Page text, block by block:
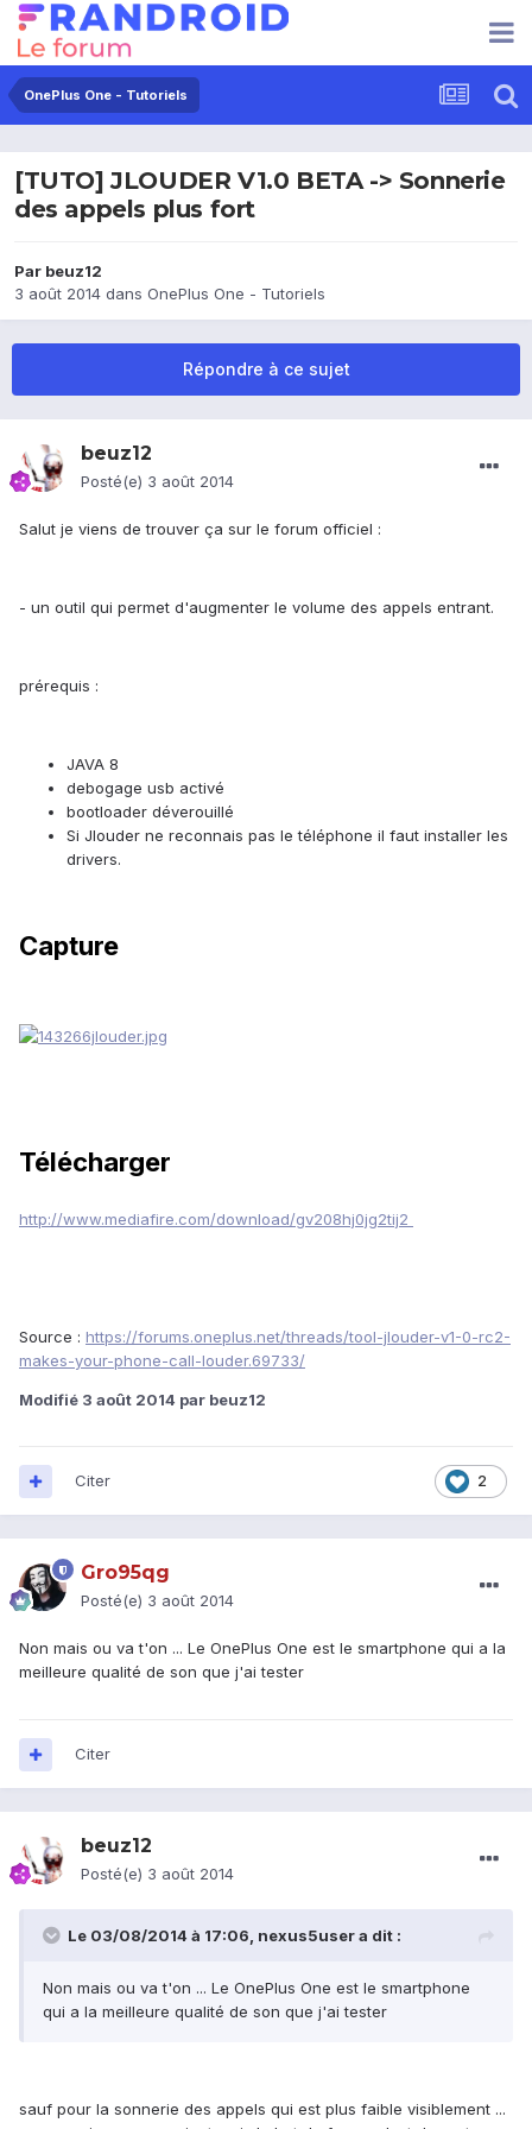
OnePlus One - Tutoriels
[TUTO] JLOUDER V1.0 BETA -> Sonnerie
des appels plus fort
Par beuz12
3 août 2014 dans OnePlus One - Tutoriels
Répondre à ce sujet
beuz12
Posté(e) 3 août 2014
Salut je viens de trouver ça sur le forum officiel :
- un outil qui permet d'augmenter le volume des appels entrant.
prérequis :
JAVA 8
debogage usb activé
bootloader déverouillé
Si Jlouder ne reconnais pas le téléphone il faut installer les
drivers.
Capture
Télécharger
http://www.mediafire.com/download/gv208hj0jg2tij2
Source : https://forums.oneplus.net/threads/tool-jlouder-v1-0-rc2-
makes-your-phone-call-louder.69733/
Modifié 3 août 2014 par beuz12
2
Citer
Gro95qg
Posté(e) 3 août 2014
Non mais ou va t'on ... Le OnePlus One est le smartphone qui a la
meilleure qualité de son que j'ai tester
Citer
beuz12
Posté(e) 3 août 2014
Le 03/08/2014 à 17:06, nexus5user a dit :
Non mais ou va t'on ... Le OnePlus One est le smartphone
qui a la meilleure qualité de son que j'ai tester
sauf pour la sonnerie des appels qui est plus faible visiblement ...